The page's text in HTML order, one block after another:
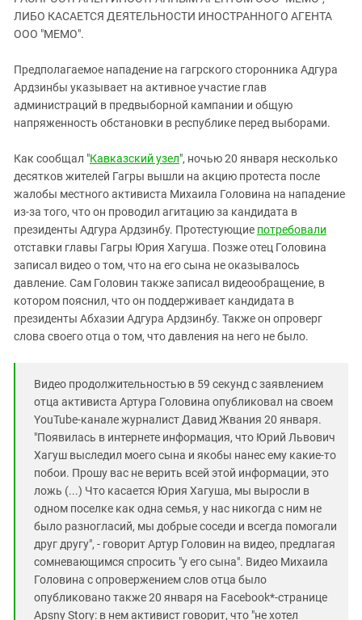
ЗАСТАВЛЯЕТ
ПРЕСЛЕДОВАНИЕ АКТИВИСТОВ
МОБИЛИЗАЦИЯ И ПРОТЕСТЫ
Дагестан
Ингушетия
Калмыкия
Карачаево-Черкесия
Нагорный Карабах
Российская Федерация
Ростовская область
Северная Осетия - Алания
СКФО
Ставропольский край
Чечня
Южная Осетия
ЮФО
ЛИБО КАСАЕТСЯ ДЕЯТЕЛЬНОСТИ ИНОСТРАННОГО АГЕНТА
ООО "МЕМО".
Предполагаемое нападение на гагрского сторонника Адгура
Ардзинбы указывает на активное участие глав
администраций в предвыборной кампании и общую
напряженность обстановки в республике перед выборами.
Как сообщал "Кавказский узел", ночью 20 января несколько
десятков жителей Гагры вышли на акцию протеста после
жалобы местного активиста Михаила Головина на нападение
из-за того, что он проводил агитацию за кандидата в
президенты Адгура Ардзинбу. Протестующие потребовали
отставки главы Гагры Юрия Хагуша. Позже отец Головина
записал видео о том, что на его сына не оказывалось
давление. Сам Головин также записал видеообращение, в
котором пояснил, что он поддерживает кандидата в
президенты Абхазии Адгура Ардзинбу. Также он опроверг
слова своего отца о том, что давления на него не было.
Видео продолжительностью в 59 секунд с заявлением
отца активиста Артура Головина опубликовал на своем
YouTube-канале журналист Давид Жвания 20 января.
"Появилась в интернете информация, что Юрий Львович
Хагуш выследил моего сына и якобы нанес ему какие-то
побои. Прошу вас не верить всей этой информации, это
ложь (...) Что касается Юрия Хагуша, мы выросли в
одном поселке как одна семья, у нас никогда с ним не
было разногласий, мы добрые соседи и всегда помогали
друг другу", - говорит Артур Головин на видео, предлагая
сомневающимся спросить "у его сына". Видео Михаила
Головина с опровержением слов отца было
опубликовано также 20 января на Facebook*-странице
Apsny Story: в нем активист говорит, что "не хотел